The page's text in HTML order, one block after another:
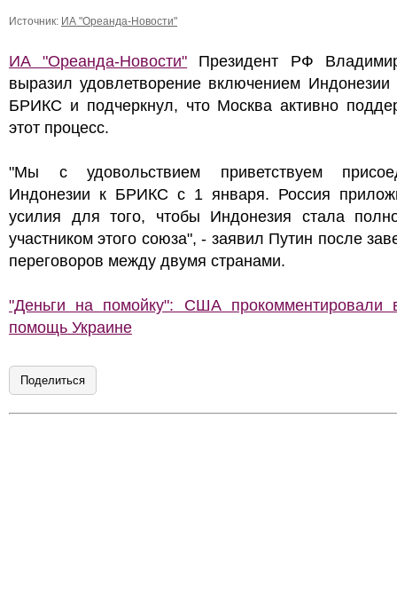
Источник: ИА "Ореанда-Новости"
ИА "Ореанда-Новости" Президент РФ
выразил удовлетворение включением Индонезии
БРИКС и подчеркнул, что Москва активно
этот процесс.
"Мы с удовольствием приветствуем
Индонезии к БРИКС с 1 января. Россия
усилия для того, чтобы Индонезия стала
участником этого союза", - заявил Путин после
переговоров между двумя странами.
"Деньги на помойку": США прокомментировали
помощь Украине
Поделиться